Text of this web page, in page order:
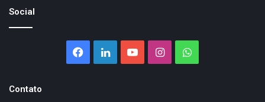
Social
Facebook
LinkedinYouTubeInstagramWhatsApp
Contato